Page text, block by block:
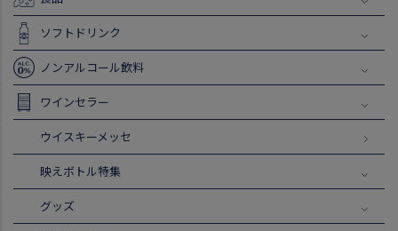
ソフトドリンク
ノンアルコール飲料
ワインセラー
ウイスキーメッセ
映えボトル特集
グッズ